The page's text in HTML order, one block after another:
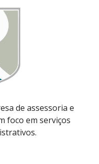
de assessoria e
foco em serviços